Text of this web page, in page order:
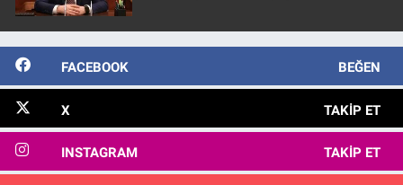
FACEBOOK BEĞEN
X TAKIP ET
INSTAGRAM TAKIP ET